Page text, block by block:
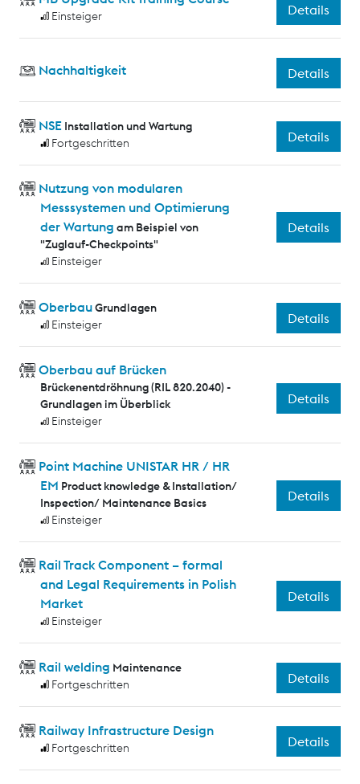
Einsteiger Details
Nachhaltigkeit Details
NSE Installation und Wartung
Fortgeschritten
Details
Nutzung von modularen
Messsystemen und Optimierung
der Wartung am Beispiel von
"Zuglauf-Checkpoints"
Einsteiger
Details
OberbauGrundlagen
Einsteiger
Details
Oberbau auf Brücken
Brückenentdröhnung (RIL 820.2040) -
Grundlagen im Überblick
Einsteiger
Details
Point Machine UNISTAR HR / HR
EM Product knowledge & Installation/
Inspection/ Maintenance Basics
Einsteiger
Details
Rail Track Component – formal
and Legal Requirements in Polish
Market
Einsteiger
Details
Rail welding Maintenance
Fortgeschritten
Details
Railway Infrastructure Design
Fortgeschritten Details